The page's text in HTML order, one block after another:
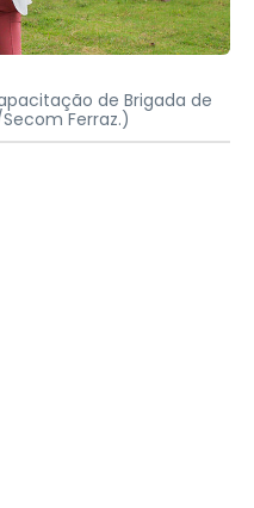
de Brigada de
Ferraz.)